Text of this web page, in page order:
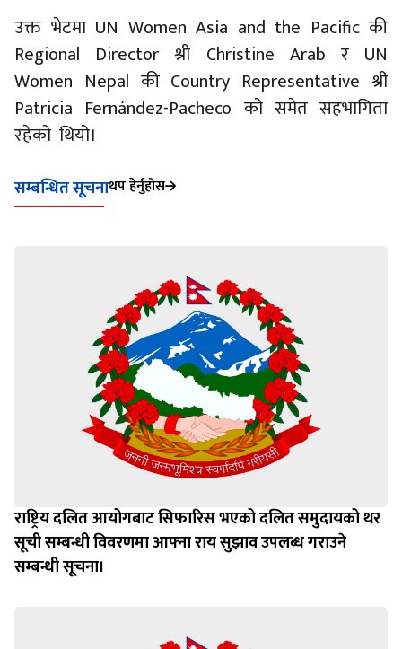
उक्त भेटमा UN Women Asia and the Pacific की
Regional Director श्री Christine Arab र UN
Women Nepal की Country Representative श्री
Patricia Fernández-Pacheco को समेत सहभागिता
रहेको थियो।
सम्बन्धित सूचनाथप हेर्नुहोस
राष्ट्रिय दलित आयोगबाट सिफारिस भएको दलित समुदायको थर
सूची सम्बन्धी विवरणमा आफ्ना राय सुझाव उपलब्ध गराउने
सम्बन्धी सूचना।